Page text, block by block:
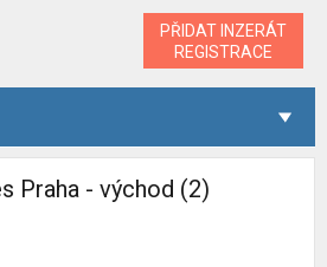
PŘIDAT INZERÁT
REGISTRACE
Praha - východ (2)